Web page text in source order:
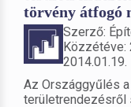
törvény átfogó
Szerző:
Közzétéve:
2014.01.19.
Az Országgyűlés
területrendezésről